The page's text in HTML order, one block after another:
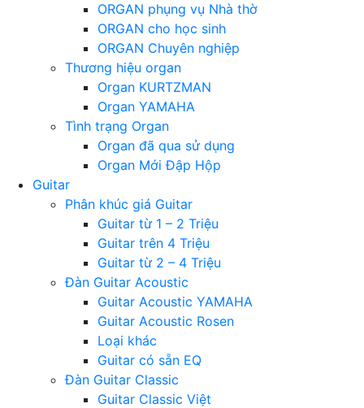
ORGAN phụng vụ Nhà thờ
ORGAN cho học sinh
ORGAN Chuyên nghiệp
Thương hiệu organ
Organ KURTZMAN
Organ YAMAHA
Tình trạng Organ
Organ đã qua sử dụng
Organ Mới Đập Hộp
Guitar
Phân khúc giá Guitar
Guitar từ 1 – 2 Triệu
Guitar trên 4 Triệu
Guitar từ 2 – 4 Triệu
Đàn Guitar Acoustic
Guitar Acoustic YAMAHA
Guitar Acoustic Rosen
Loại khác
Guitar có sẵn EQ
Đàn Guitar Classic
Guitar Classic Việt